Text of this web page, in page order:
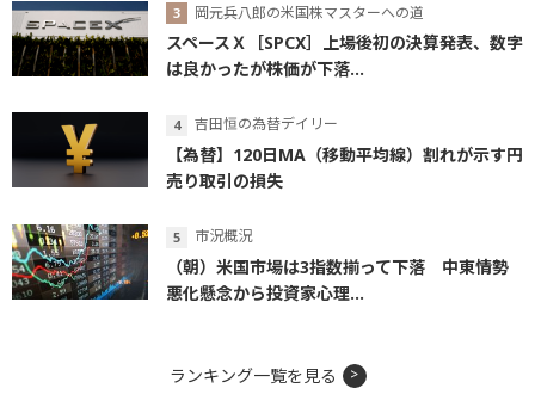
岡元兵八郎の米国株マスターへの道
スペースＸ［SPCX］上場後初の決算発表、数字
は良かったが株価が下落...
吉田恒の為替デイリー
【為替】120日MA（移動平均線）割れが示す円
売り取引の損失
市況概況
（朝）米国市場は3指数揃って下落 中東情勢
悪化懸念から投資家心理...
ランキング一覧を見る